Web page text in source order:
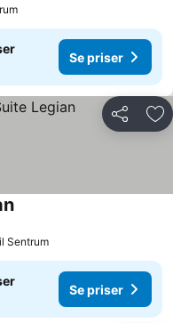
Se priser
Del
Se priser
Sentrum
Se priser